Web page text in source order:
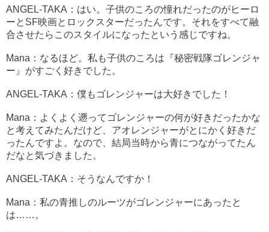
ANGEL-TAKA：はい。子供のころの憧れだったのがヒーロ
ーとSF映画とロックスターだったんです。それをすべて融
合させたらこのスタイルになったという感じですね。
Mana：なるほど。私も子供のころは『秘密戦隊ゴレンジャ
ー』がすごく好きでした。
ANGEL-TAKA：僕もゴレンジャーは大好きでした！
Mana：よくよく遡ってゴレンジャーの何が好きだったかな
と考えてみたんだけど、アオレンジャーがとにかく好きだ
ったんですよ。なので、結局当時から青につながってたん
だなと気づきました。
ANGEL-TAKA：そうなんですか！
Mana：私の青推しのルーツがゴレンジャーにあったと
は……。